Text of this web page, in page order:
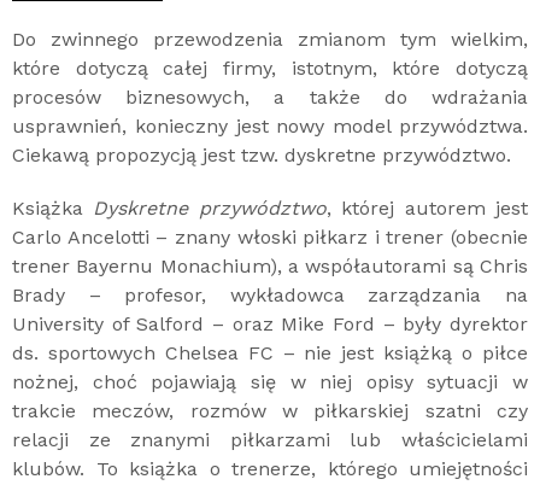
Do zwinnego przewodzenia zmianom tym wielkim,
które dotyczą całej firmy, istotnym, które dotyczą
procesów biznesowych, a także do wdrażania
usprawnień, konieczny jest nowy model przywództwa.
Ciekawą propozycją jest tzw. dyskretne przywództwo.
Książka Dyskretne przywództwo, której autorem jest
Carlo Ancelotti – znany włoski piłkarz i trener (obecnie
trener Bayernu Monachium), a współautorami są Chris
Brady – profesor, wykładowca zarządzania na
University of Salford – oraz Mike Ford – były dyrektor
ds. sportowych Chelsea FC – nie jest książką o piłce
nożnej, choć pojawiają się w niej opisy sytuacji w
trakcie meczów, rozmów w piłkarskiej szatni czy
relacji ze znanymi piłkarzami lub właścicielami
klubów. To książka o trenerze, którego umiejętności